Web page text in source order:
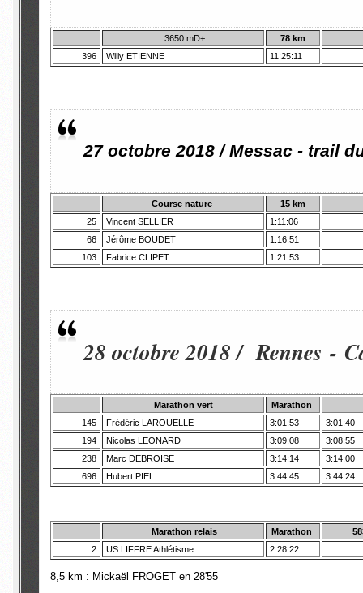
3650 mD+
78 km
396
Willy ETIENNE 11:25:11
27 octobre 2018 / Messac - trail
Course nature
15 km
25
Vincent SELLIER
1:11:06
66
Jérôme BOUDET
1:16:51
103
Fabrice CLIPET 1:21:53
28 octobre 2018 / Rennes -
Marathon vert
Marathon
145
Frédéric LAROUELLE 3:01:53
3:01:40
194
Nicolas LEONARD 3:09:08
3:08:55
238
Marc DEBROISE 3:14:14
3:14:00
696
Hubert PIEL 3:44:45 3:44:24
Marathon relais Marathon
2
US LIFFRE Athlétisme 2:28:22
8,5 km : Mickaël FROGET en 28'55